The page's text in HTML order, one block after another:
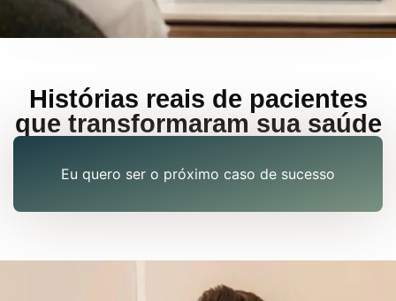
Histórias reais de pacientes
que transformaram sua saúde
Eu quero ser o próximo caso de sucesso